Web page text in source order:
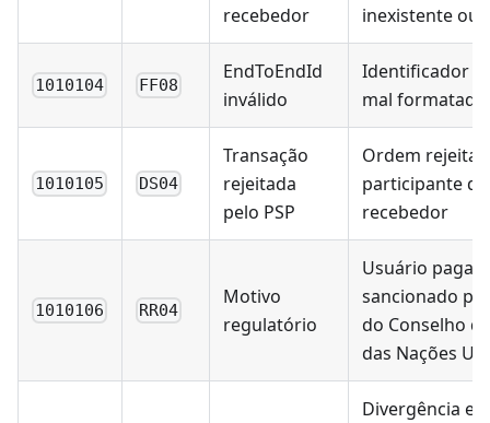
recebedor
inexistente ou
1010104 FF08
EndToEndId
inválido
Identificador
mal formatado
1010105 DS04
Transação
rejeitada
pelo PSP
Ordem
participante
recebedor
1010106 RR04
Motivo
regulatório
Usuário
sancionado
do Conselho
das Nações
Divergência